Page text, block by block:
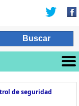
de seguridad